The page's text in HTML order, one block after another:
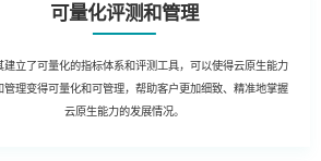
可量化评测和管理
建立了可量化的指标体系和评测工具，可以使得云原生能力
管理变得可量化和可管理，帮助客户更加细致、精准地掌握
云原生能力的发展情况。